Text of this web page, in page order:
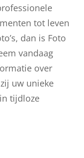
tot leven
dan is Foto
vandaag
over
uw unieke
tijdloze